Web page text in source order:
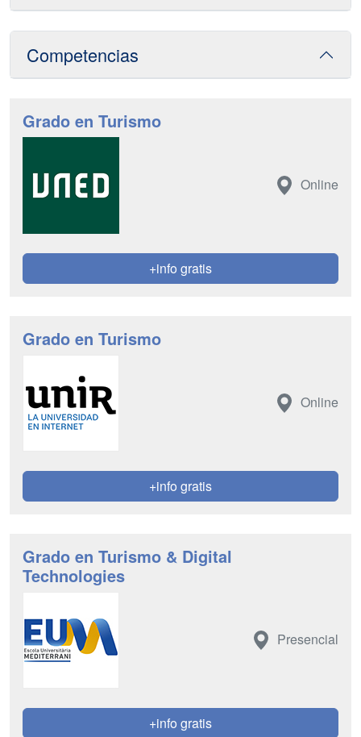
Competencias
Grado en Turismo
Online
+info gratis
Grado en Turismo
Online
+info gratis
Grado en Turismo & Digital
Technologies
Presencial
+info gratis